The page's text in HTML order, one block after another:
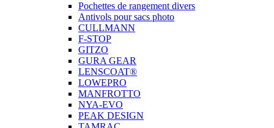
Pochettes de rangement divers
Antivols pour sacs photo
CULLMANN
F-STOP
GITZO
GURA GEAR
LENSCOAT®
LOWEPRO
MANFROTTO
NYA-EVO
PEAK DESIGN